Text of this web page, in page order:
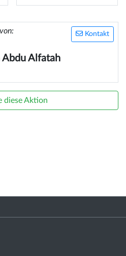
Kontakt
Abdu Alfatah
diese Aktion